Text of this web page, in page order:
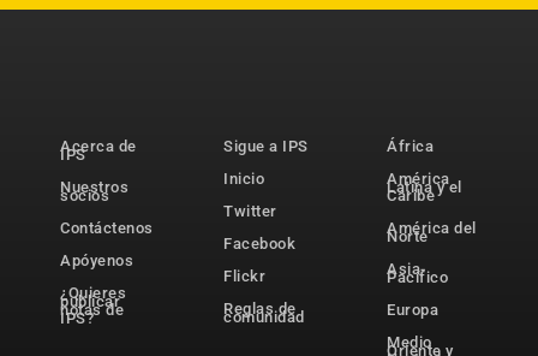
Acerca de
IPS
Nuestros
socios
Contáctenos
Apóyenos
¿Quieres
publicar
notas de
IPS?
Sigue a IPS
Inicio
Twitter
Facebook
Flickr
Reglas de
comunidad
África
América
Latina y el
Caribe
América del
Norte
Asia-
Pacífico
Europa
Medio
Oriente y